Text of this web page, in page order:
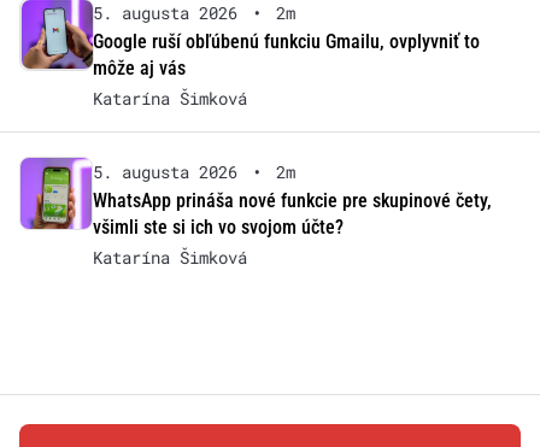
5. augusta 2026 •
2m
Google ruší obľúbenú funkciu Gmailu, ovplyvniť to
môže aj vás
Katarína Šimková
5. augusta 2026 •
2m
WhatsApp prináša nové funkcie pre skupinové čety,
všimli ste si ich vo svojom účte?
Katarína Šimková